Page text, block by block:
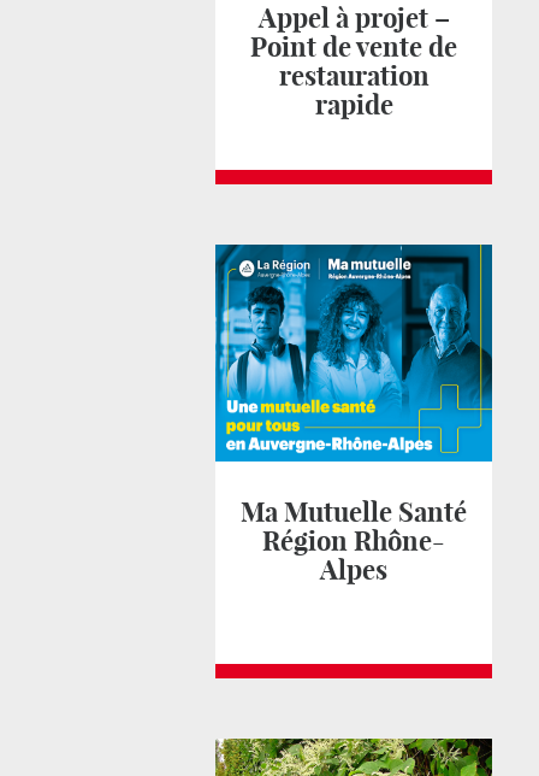
Appel à projet –
Point de vente de
restauration
rapide
Ma Mutuelle Santé
Région Rhône-
Alpes